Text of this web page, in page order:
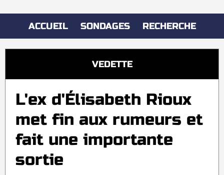
ACCUEIL SONDAGES RECHERCHE
VEDETTE
L'ex d'Élisabeth Rioux
met fin aux rumeurs et
fait une importante
sortie